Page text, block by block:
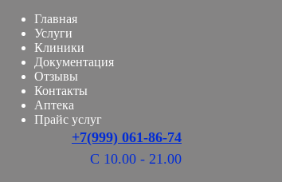
Главная
Услуги
Клиники
Документация
Отзывы
Контакты
Аптека
Прайс услуг
+7(999) 061-86-74
С 10.00 - 21.00